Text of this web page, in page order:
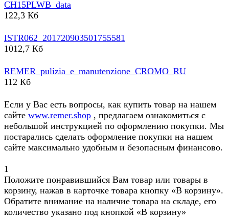
CH15PLWB_data
122,3 Кб
ISTR062_201720903501755581
1012,7 Кб
REMER_pulizia_e_manutenzione_CROMO_RU
112 Кб
Если у Вас есть вопросы, как купить товар на нашем
сайте www.remer.shop , предлагаем ознакомиться с
небольшой инструкцией по оформлению покупки. Мы
постарались сделать оформление покупки на нашем
сайте максимально удобным и безопасным финансово.
1
Положите понравившийся Вам товар или товары в
корзину, нажав в карточке товара кнопку «В корзину».
Обратите внимание на наличие товара на складе, его
количество указано под кнопкой «В корзину»